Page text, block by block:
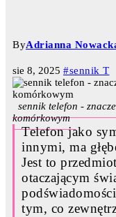
ByAdrianna
sie 8, 2025 #sennik T
sennik telefon -
komórkowym
Telefon jako
innymi, ma
Jest to
otaczającym
tym, co